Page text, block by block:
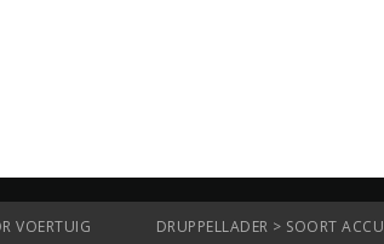
VOERTUIG DRUPPELLADER > SOORT ACCU